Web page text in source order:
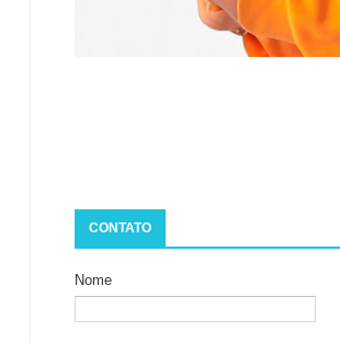
CONTATO
Nome